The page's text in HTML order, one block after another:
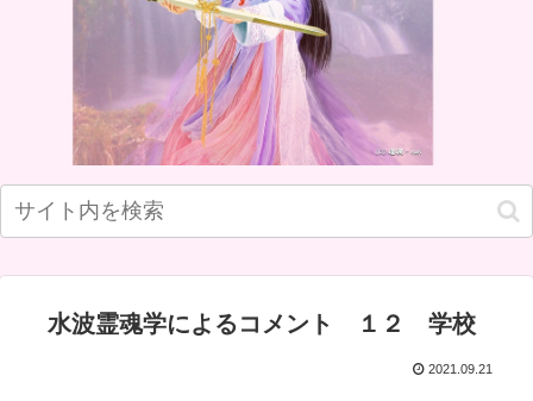
水波霊魂学によるコメント １２ 学校
2021.09.21